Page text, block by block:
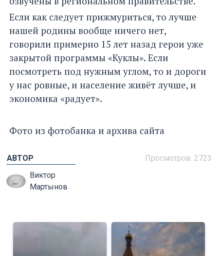
Если как следует прижмуриться, то лучше
нашей родины вообще ничего нет,
говорили примерно 15 лет назад герои уже
закрытой программы «Куклы». Если
посмотреть под нужным углом, то и дороги
у нас ровные, и население живёт лучше, и
экономика «радует».
Фото из фотобанка и архива сайта
Просмотров: 2723
АВТОР
Виктор
Мартынов